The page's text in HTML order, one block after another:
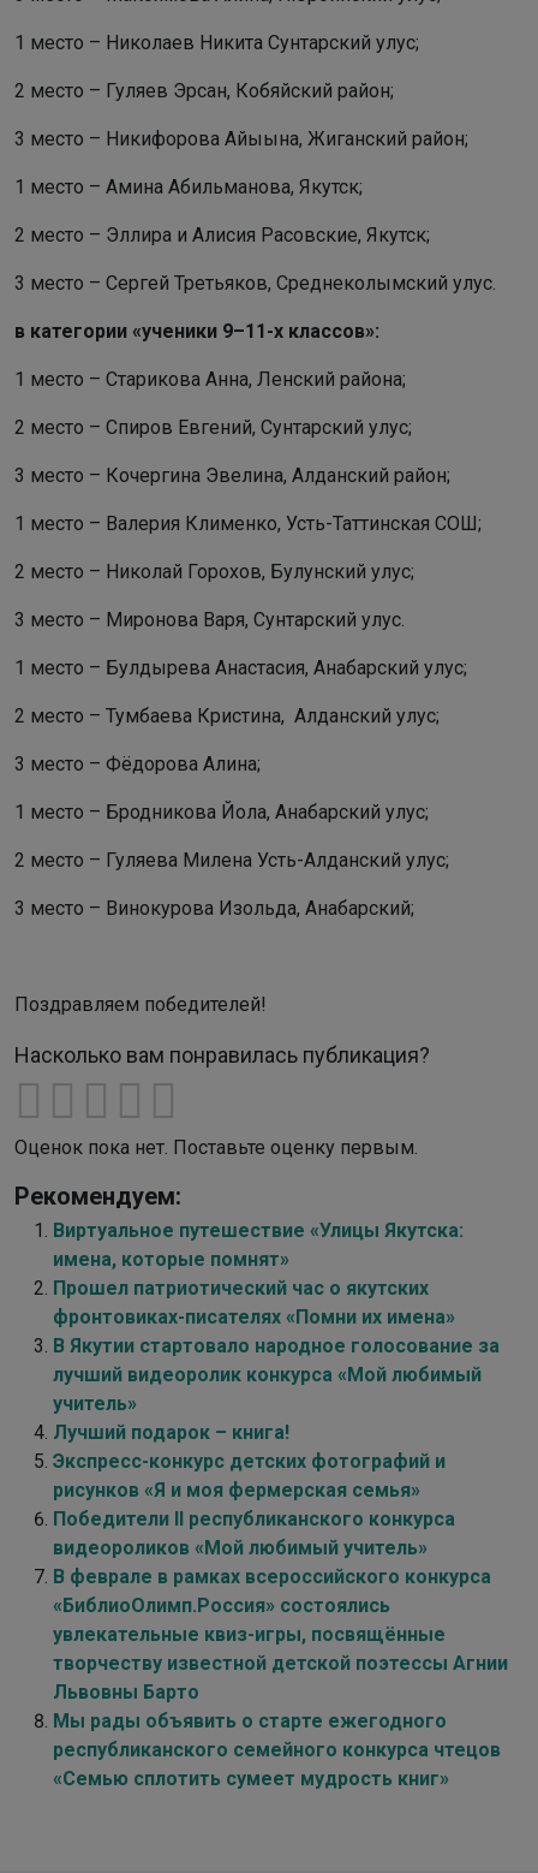
1 место – Николаев Никита Сунтарский улус;
2 место – Гуляев Эрсан, Кобяйский район;
3 место – Никифорова Айыына, Жиганский район;
1 место – Амина Абильманова, Якутск;
2 место – Эллира и Алисия Расовские, Якутск;
3 место – Сергей Третьяков, Среднеколымский улус.
в категории «ученики 9–11-х классов»:
1 место – Старикова Анна, Ленский района;
2 место – Спиров Евгений, Сунтарский улус;
3 место – Кочергина Эвелина, Алданский район;
1 место – Валерия Клименко, Усть-Таттинская СОШ;
2 место – Николай Горохов, Булунский улус;
3 место – Миронова Варя, Сунтарский улус.
1 место – Булдырева Анастасия, Анабарский улус;
2 место – Тумбаева Кристина, Алданский улус;
3 место – Фёдорова Алина;
1 место – Бродникова Йола, Анабарский улус;
2 место – Гуляева Милена Усть-Алданский улус;
3 место – Винокурова Изольда, Анабарский;
Поздравляем победителей!
Насколько вам понравилась публикация?
Оценок пока нет. Поставьте оценку первым.
Рекомендуем:
Виртуальное путешествие «Улицы Якутска:
имена, которые помнят»
Прошел патриотический час о якутских
фронтовиках-писателях «Помни их имена»
В Якутии стартовало народное голосование за
лучший видеоролик конкурса «Мой любимый
учитель»
Лучший подарок – книга!
Экспресс-конкурс детских фотографий и
рисунков «Я и моя фермерская семья»
Победители II республиканского конкурса
видеороликов «Мой любимый учитель»
В феврале в рамках всероссийского конкурса
«БиблиоОлимп.Россия» состоялись
увлекательные квиз-игры, посвящённые
творчеству известной детской поэтессы Агнии
Львовны Барто
Мы рады объявить о старте ежегодного
республиканского семейного конкурса чтецов
«Семью сплотить сумеет мудрость книг»